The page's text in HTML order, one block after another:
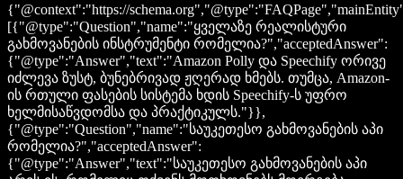
{"@context":"https://
[{"@type":"Question","name":"ყველაზე რეალისტური
გახმოვანების ინსტრუმენტი რომელია?","acceptedAnswer":
{"@type":"Answer","text":"Amazon Polly და Speechify ორივე
იძლევა ზუსტ, ბუნებრივად ჟღერად ხმებს. თუმცა, Amazon-
ის რთული ფასების სისტემა ხდის Speechify-ს უფრო
ხელმისაწვდომსა და პრაქტიკულს."}},
{"@type":"Question","name":"საუკეთესო გახმოვანების აპი
რომელია?","acceptedAnswer":
{"@type":"Answer","text":"საუკეთესო გახმოვანების აპი